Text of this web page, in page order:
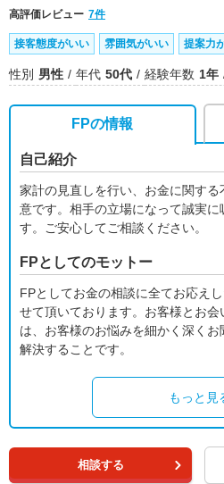
高評価レビュー 7件
接客態度がいい 雰囲気がいい 提案力
性別 男性 年代 50代 経験年数 1年
FPの情報
自己紹介
家計の見直しを行い、お金に関す
意です。相手の立場になって誠実に
す。ご安心してご相談ください。
FPとしてのモットー
FPとしてお金の相談に全てお応え
せて頂いております。お客様とお会
は、お客様のお悩みを細かく深く
解決することです。
もっと見
相談する